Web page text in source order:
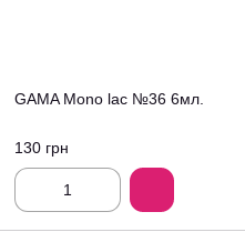
GAMA Mono lac №36 6мл.
130 грн